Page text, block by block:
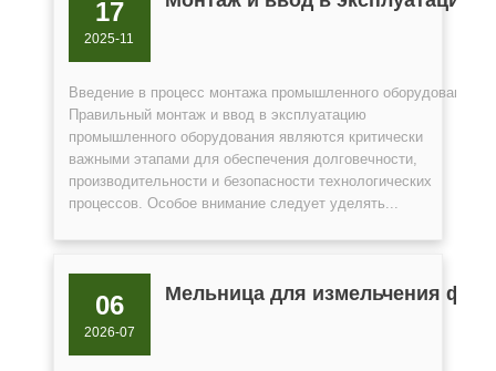
17
2025-11
Введение в процесс монтажа промышленного оборудования
Правильный монтаж и ввод в эксплуатацию
промышленного оборудования являются критически
важными этапами для обеспечения долговечности,
производительности и безопасности технологических
процессов. Особое внимание следует уделять...
06
2026-07
Мельница для измельчения